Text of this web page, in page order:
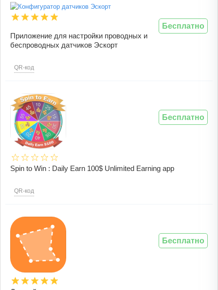
Приложение для настройки проводных и
беспроводных датчиков Эскорт
QR-код
Бесплатно
Spin to Win : Daily Earn 100$ Unlimited Earning app
QR-код
Бесплатно
Бесплатно